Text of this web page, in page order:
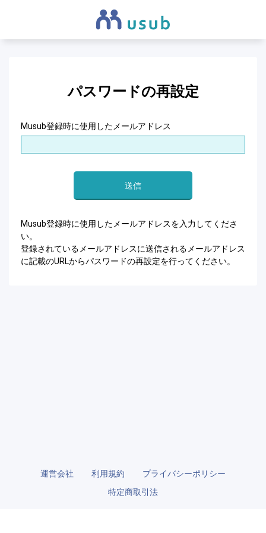
パスワードの再設定
Musub登録時に使用したメールアドレス
送信
Musub登録時に使用したメールアドレスを入力してくださ
い。
登録されているメールアドレスに送信されるメールアドレス
に記載のURLからパスワードの再設定を行ってください。
運営会社 利用規約
プライバシーポリシー
特定商取引法